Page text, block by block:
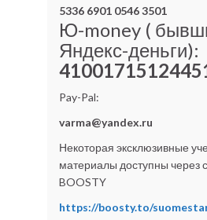
5336 6901 0546 3501
Ю-money (
Яндекс-деньги):
Pay-Pal:
varma@yandex.ru
Некоторая эксклюзивные
материалы доступны через
BOOSTY
https://boosty.to/